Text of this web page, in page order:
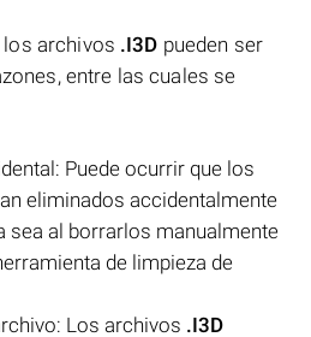
los archivos .I3D pueden ser
entre las cuales se
Puede ocurrir que los
eliminados accidentalmente
sea al borrarlos manualmente
de limpieza de
Los archivos .I3D